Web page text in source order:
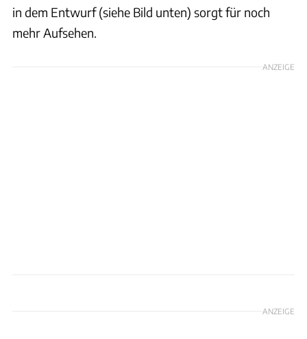
in dem Entwurf (siehe Bild unten) sorgt für noch
mehr Aufsehen.
ANZEIGE
ANZEIGE